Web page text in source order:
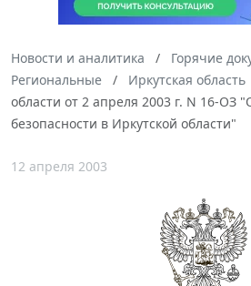
Новости и аналитика
Горячие
Региональные
Иркутская область
области от 2 апреля 2003 г. N 16-ОЗ
безопасности в Иркутской области"
12 апреля 2003